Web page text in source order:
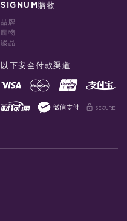
SIGNUM購物
品牌
龐物
綴品
以下安全付款渠道